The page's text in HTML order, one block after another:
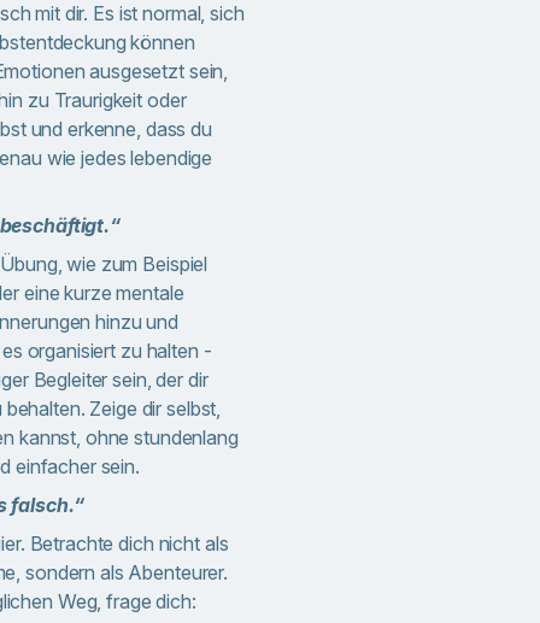
mit dir. Es ist normal, sich
können
ausgesetzt sein,
zu Traurigkeit oder
und erkenne, dass du
wie jedes lebendige
wie zum Beispiel
eine kurze mentale
hinzu und
organisiert zu halten -
Begleiter sein, der dir
Zeige dir selbst,
kannst, ohne stundenlang
einfacher sein.
falsch.“
Betrachte dich nicht als
sondern als Abenteurer.
Weg, frage dich: